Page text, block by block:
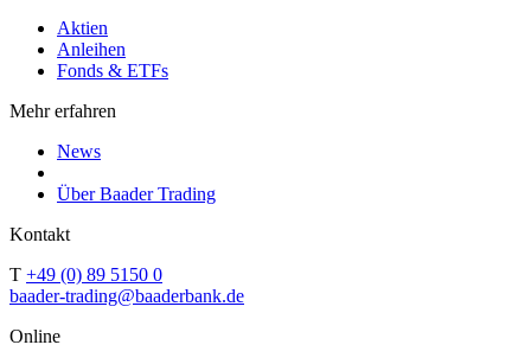
Aktien
Anleihen
Fonds & ETFs
Mehr erfahren
News
Über Baader Trading
Kontakt
T +49 (0) 89 5150 0
baader-trading@baaderbank.de
Online